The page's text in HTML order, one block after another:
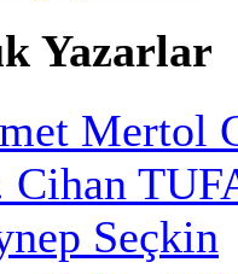
Yazarlar
Mertol
Cihan
Seçkin